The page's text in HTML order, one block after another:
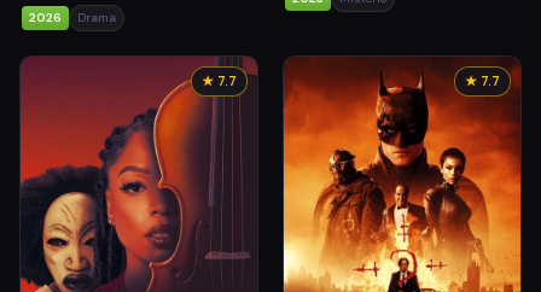
Brilhantes
2026 Drama
★ 7.7 ★ 7.7